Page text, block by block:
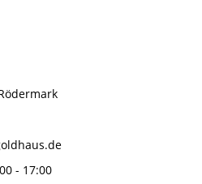
- 17:00